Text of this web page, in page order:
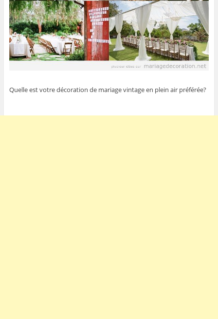
Quelle est votre décoration de mariage vintage en plein air préférée?